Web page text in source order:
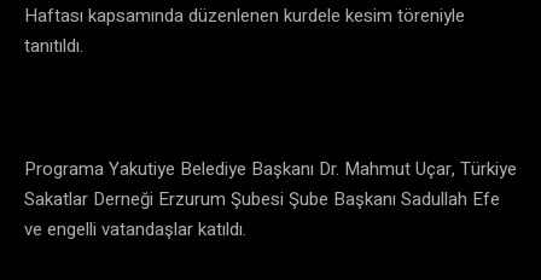
Haftası kapsamında düzenlenen kurdele kesim töreniyle
tanıtıldı.
Programa Yakutiye Belediye Başkanı Dr. Mahmut Uçar, Türkiye
Sakatlar Derneği Erzurum Şubesi Şube Başkanı Sadullah Efe
ve engelli vatandaşlar katıldı.